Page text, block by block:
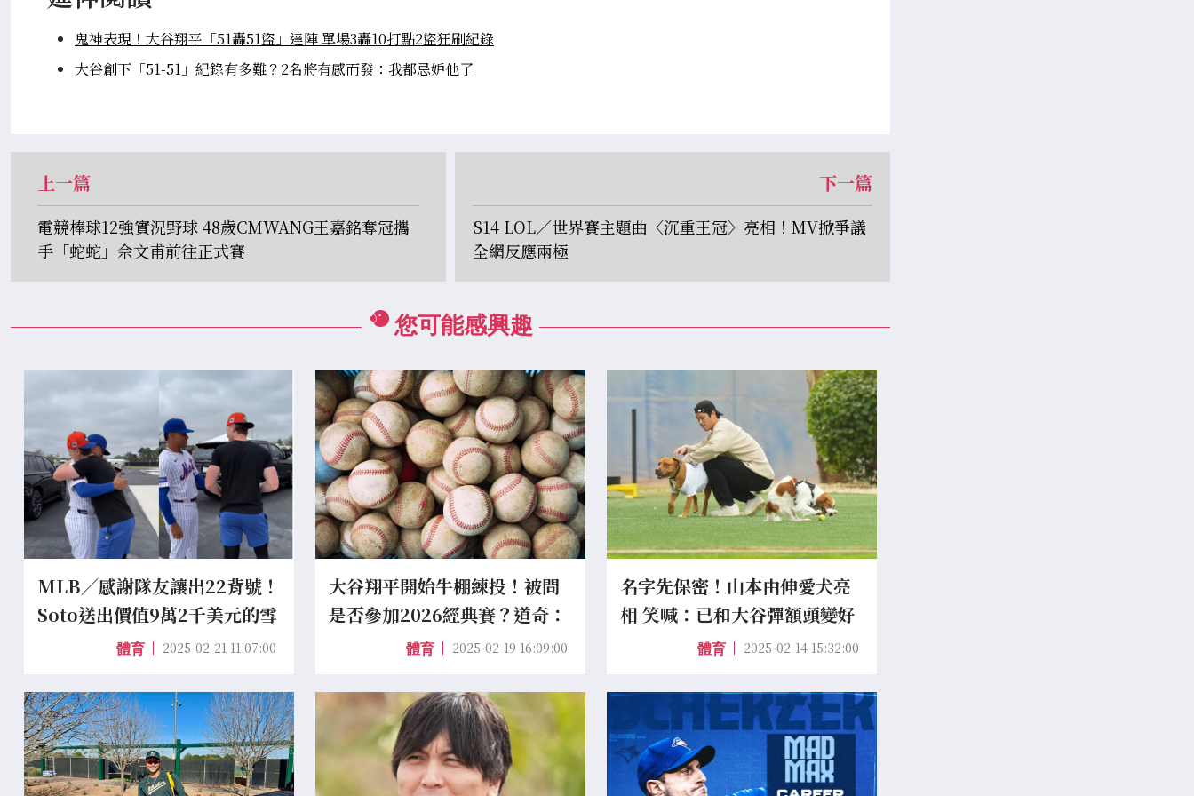
鬼神表現！大谷翔平「51轟51盜」達陣 單場3轟10打點2盜狂刷紀錄
大谷創下「51-51」紀錄有多難？2名將有感而發：我都忌妒他了
上一篇
電競棒球12強實況野球 48歲CMWANG王嘉銘奪冠攜
手「蛇蛇」佘文甫前往正式賽
下一篇
S14 LOL／世界賽主題曲〈沉重王冠〉亮相！MV掀爭議
全網反應兩極
您可能感興趣
MLB／感謝隊友讓出22背號！
Soto送出價值9萬2千美元的雪
佛蘭Tahoe休旅車
體育 2025-02-21 11:07:00
大谷翔平開始牛棚練投！被問
是否參加2026經典賽？道奇：
討論這個還太早
體育 2025-02-19 16:09:00
名字先保密！山本由伸愛犬亮
相 笑喊：已和大谷彈額頭變好
體育 2025-02-14 15:32:00